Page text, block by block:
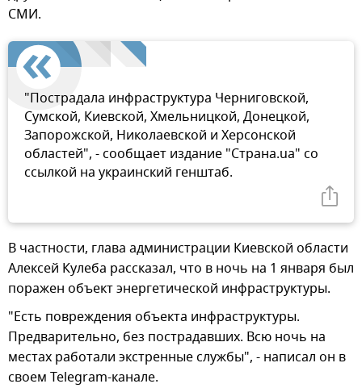
СМИ.
"Пострадала инфраструктура Черниговской,
Сумской, Киевской, Хмельницкой, Донецкой,
Запорожской, Николаевской и Херсонской
областей", - сообщает издание "Страна.ua" со
ссылкой на украинский генштаб.
В частности, глава администрации Киевской области
Алексей Кулеба рассказал, что в ночь на 1 января был
поражен объект энергетической инфраструктуры.
"Есть повреждения объекта инфраструктуры.
Предварительно, без пострадавших. Всю ночь на
местах работали экстренные службы", - написал он в
своем Telegram-канале.